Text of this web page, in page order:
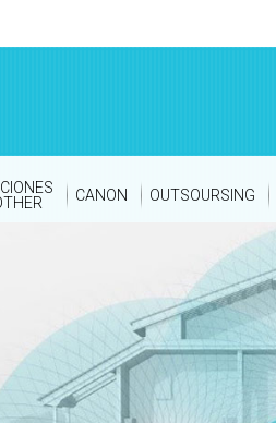
CANON OUTSOURSING